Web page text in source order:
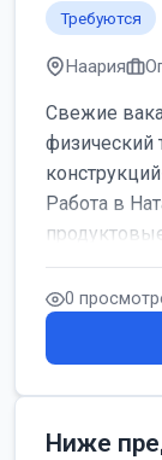
Требуются
Наария
Свежие
физический
Работа в
0
Ниже